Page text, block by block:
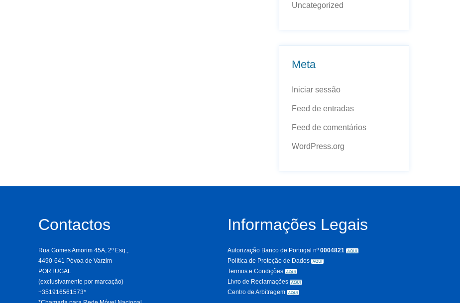
Uncategorized
Meta
Iniciar sessão
Feed de entradas
Feed de comentários
WordPress.org
Contactos
Rua Gomes Amorim 45A, 2º Esq.,
4490-641 Póvoa de Varzim
PORTUGAL
(exclusivamente por marcação)
+351916561573*
Informações Legais
Autorização Banco de Portugal nº0004821
Política de Proteção de Dados
Termos e Condições
Livro de Reclamações
Centro de Arbitragem